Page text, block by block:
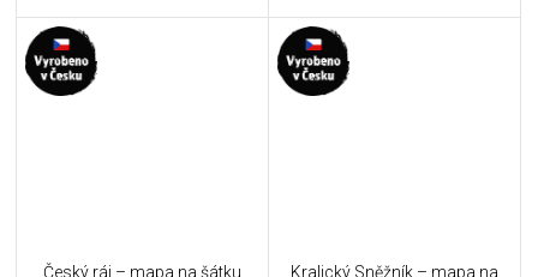
Český ráj – mapa na šátku
Kralický Sněžník – mapa na